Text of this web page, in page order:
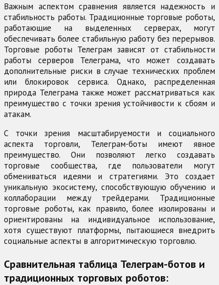
Важным аспектом сравнения является надежность и
стабильность работы. Традиционные торговые роботы,
работающие на выделенных серверах, могут
обеспечивать более стабильную работу без перерывов.
Торговые роботы Телеграм зависят от стабильности
работы серверов Телеграма, что может создавать
дополнительные риски в случае технических проблем
или блокировок сервиса. Однако, распределенная
природа Телеграма также может рассматриваться как
преимущество с точки зрения устойчивости к сбоям и
атакам.
С точки зрения масштабируемости и социального
аспекта торговли, Телеграм-боты имеют явное
преимущество. Они позволяют легко создавать
торговые сообщества, где пользователи могут
обмениваться идеями и стратегиями. Это создает
уникальную экосистему, способствующую обучению и
коллаборации между трейдерами. Традиционные
торговые роботы, как правило, более изолированы и
ориентированы на индивидуальное использование,
хотя существуют платформы, пытающиеся внедрить
социальные аспекты в алгоритмическую торговлю.
Сравнительная таблица Телеграм-ботов и
традиционных торговых роботов: